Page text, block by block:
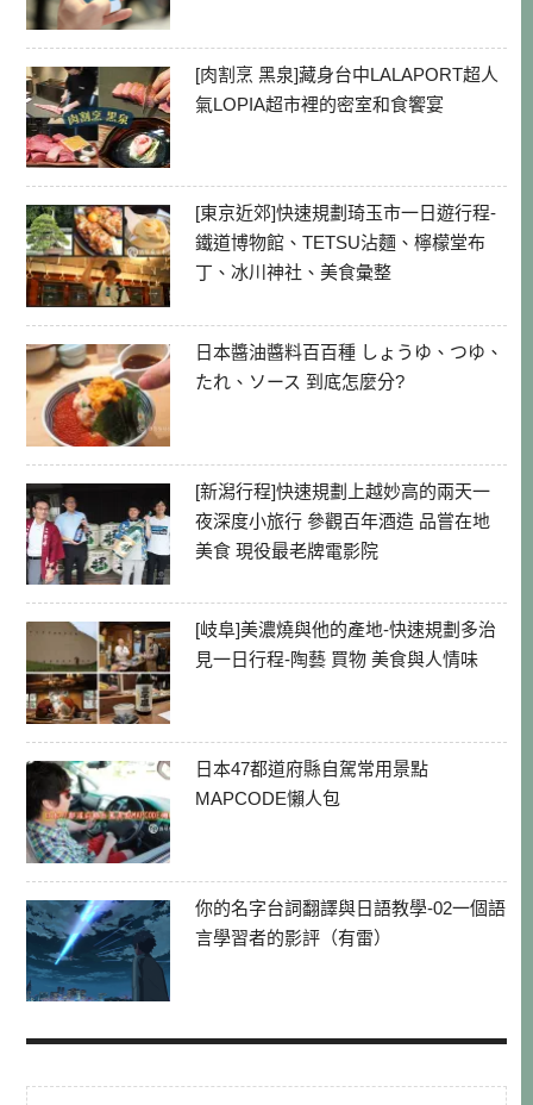
[肉割烹 黑泉]藏身台中LALAPORT超人
氣LOPIA超市裡的密室和食饗宴
[東京近郊]快速規劃琦玉市一日遊行程-
鐵道博物館、TETSU沾麵、檸檬堂布
丁、冰川神社、美食彙整
日本醬油醬料百百種 しょうゆ、つゆ、
たれ、ソース 到底怎麼分?
[新潟行程]快速規劃上越妙高的兩天一
夜深度小旅行 參觀百年酒造 品嘗在地
美食 現役最老牌電影院
[岐阜]美濃燒與他的產地-快速規劃多治
見一日行程-陶藝 買物 美食與人情味
日本47都道府縣自駕常用景點
MAPCODE懶人包
你的名字台詞翻譯與日語教學-02一個語
言學習者的影評（有雷）